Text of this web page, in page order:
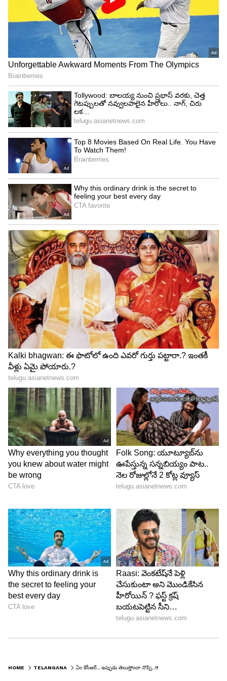
అసెంబ్లీ ఎన్నికల్లో కాస్త నయం... గౌరవప్రదమైన ఓట్లు,సీట్లు
సాధించింది కేసీఆర్ పార్టీ. కానీ లోక్ సభ ఎన్నికల్లో మాత్రం
బిఆర్ఎస్ ఘోరంగా ఓడిపోయింది. ఈ ఓటమిని ముందే
గుర్తించిన సిట్టింగ్ ఎంపీలు రంజిత్ రెడ్డి, బిబి పాటిల్,
రాములు పార్టీ మారారు. వీరంతా బిఆర్ఎస్ మళ్లీ సీటు
ఇస్తామన్నా కాదని వేరే పార్టీలో చేరారు. ఊహించినట్లుగానే
తెలంగాణలోని 17 లోక్ సభ స్థానాల్లో కనీసం ఒక్కటంటే
ఒక్కటి కూడా బిఆర్ఎస్ గెలవలేదు. దీంతో ఇక బిఆర్ఎస్
పని ఖతం అనే భావన ప్రజల్లో ఏర్పడింది.
ఫిరాయింపులపై బిఆర్ఎస్ నేతలు ఏమంటున్నారు...
భారత రాష్ట్ర సమితి పార్టీనుండి కొనసాగుతున్న వలసలు
అధినాయత్వాన్ని ఉక్కిరిబిక్కిరి చేస్తున్నాయి. ఇప్పటివరకు
ఒక్కొక్కరుగా పార్టీ మారితే తాజాగా గుంపులు గుంపులుగా
బిఆర్ఎస్ ను వీడుతున్నారు. ఇదే పరిస్థితి కొనసాగితే
బిఆర్ఎస్ మిగిలేది కల్వకుంట్ల కుటుంబమే. వీరిలోనూ
కేసీఆర్ మేనల్లుడు, మాజీ మంత్రి హరీష్ రావు ఎప్పటినుండో
బిఆర్ఎస్ ను వీడతారనే ప్రచారం జరుగుతోంది. అవకాశం
బిడ్డలు కేసీఆర్, కేటిఆర్, కవిత మాత్రమే బిఆర్ఎస్ లో
మిగిలిపోతారని ప్రత్యర్థి పార్టీల నాయకులు ఎద్దేవా
చేస్తున్నారు.
అయితే ఈ ఫిరాయింపులపై బిఆర్ఎస్ వర్కింగ్ ప్రెసిడెంట్
కేటీఆర్ స్పందిస్తూ... కాంగ్రెస్ లో చేరే ఎమ్మెల్యేలు, ఇతర
ప్రజాప్రతినిధులు రాజీనామా చేయాలని డిమాండ్
చేస్తున్నారు. ఇతర పార్టీలో గెలిచిన నాయకులను
విమర్శలు చేస్తున్నారు. దమ్ముంటే బిఆర్ఎస్ నుండి
HOME TELANGANA ఏం కేసీఆర్.. ఇప్పుడు తెలుస్తోందా నొప్పి..!!